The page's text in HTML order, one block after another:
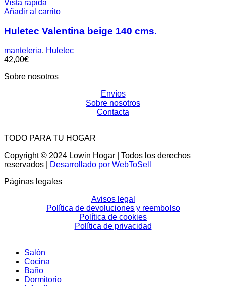
Vista rápida
Añadir al carrito
Huletec Valentina beige 140 cms.
manteleria, Huletec
42,00€
Sobre nosotros
Envíos
Sobre nosotros
Contacta
TODO PARA TU HOGAR
Copyright © 2024 Lowin Hogar | Todos los derechos
reservados |
Desarrollado por WebToSell
Páginas legales
Avisos legal
Política de devoluciones y reembolso
Política de cookies
Política de privacidad
Salón
Cocina
Baño
Dormitorio